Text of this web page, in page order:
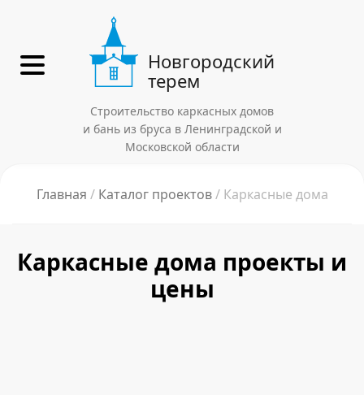
Новгородский
терем
Строительство каркасных домов
и бань из бруса в Ленинградской и
Московской области
Главная Каталог проектов Каркасные дома
Каркасные дома проекты и
цены